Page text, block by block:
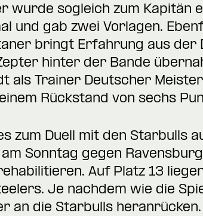
wurde sogleich zum Kapitän
und gab zwei Vorlagen.
bringt Erfahrung aus der
hinter der Bande
als Trainer Deutscher
Rückstand von sechs
zum Duell mit den Starbulls
Sonntag gegen
Auf Platz 13
Je nachdem wie die
an die Starbulls